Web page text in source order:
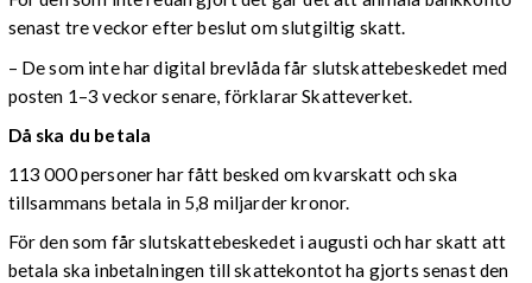
senast tre veckor efter beslut om slutgiltig skatt.
– De som inte har digital brevlåda får slutskattebeskedet med
posten 1–3 veckor senare, förklarar Skatteverket.
Då ska du betala
113 000 personer har fått besked om kvarskatt och ska
tillsammans betala in 5,8 miljarder kronor.
För den som får slutskattebeskedet i augusti och har skatt att
betala ska inbetalningen till skattekontot ha gjorts senast den